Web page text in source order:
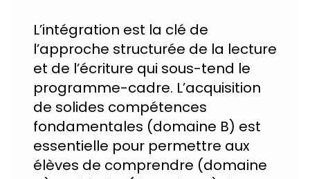
L’intégration est la clé de
l’approche structurée de la lecture
et de l’écriture qui sous-tend le
programme-cadre. L’acquisition
de solides compétences
fondamentales (domaine B) est
essentielle pour permettre aux
élèves de comprendre (domaine